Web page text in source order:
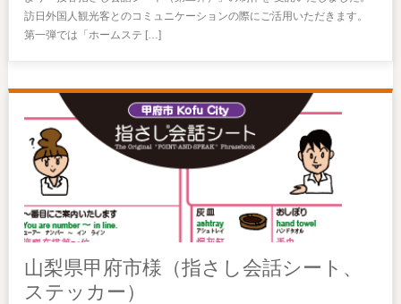
訪日外国人観光客とのコミュニケーションの際にご活用いただきます。
第一弾では「ホームステ […]
山梨県甲府市様（指さし会話シート、
ステッカー）